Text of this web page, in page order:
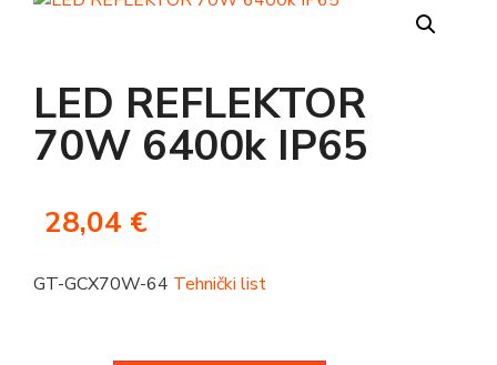
LED REFLEKTOR
70W 6400k IP65
28,04 €
GT-GCX70W-64 Tehnički list